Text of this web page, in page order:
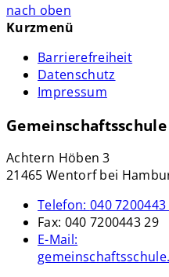
nach oben
Kurzmenü
Barrierefreiheit
Datenschutz
Impressum
Achtern Höben 3
21465 Wentorf bei
Telefon: 040 7200443
Fax: 040 7200443 29
E-Mail: